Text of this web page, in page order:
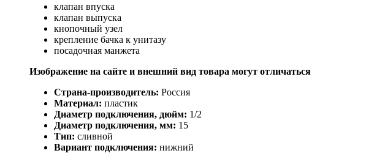
клапан впуска
клапан выпуска
кнопочный узел
крепление бачка к унитазу
посадочная манжета
Изображение на сайте и внешний вид товара могут отличаться
Страна-производитель: Россия
Материал: пластик
Диаметр подключения, дюйм: 1/2
Диаметр подключения, мм: 15
Тип: сливной
Вариант подключения: нижний